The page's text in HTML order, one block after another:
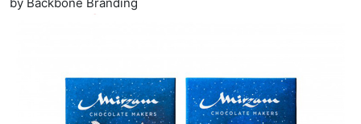
by Backbone Branding